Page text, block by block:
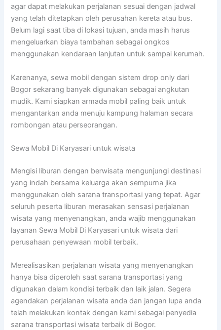
agar dapat melakukan perjalanan sesuai dengan jadwal
yang telah ditetapkan oleh perusahan kereta atau bus.
Belum lagi saat tiba di lokasi tujuan, anda masih harus
mengeluarkan biaya tambahan sebagai ongkos
menggunakan kendaraan lanjutan untuk sampai kerumah.
Karenanya, sewa mobil dengan sistem drop only dari
Bogor sekarang banyak digunakan sebagai angkutan
mudik. Kami siapkan armada mobil paling baik untuk
mengantarkan anda menuju kampung halaman secara
rombongan atau perseorangan.
Sewa Mobil Di Karyasari untuk wisata
Mengisi liburan dengan berwisata mengunjungi destinasi
yang indah bersama keluarga akan sempurna jika
menggunakan oleh sarana transportasi yang tepat. Agar
seluruh peserta liburan merasakan sensasi perjalanan
wisata yang menyenangkan, anda wajib menggunakan
layanan Sewa Mobil Di Karyasari untuk wisata dari
perusahaan penyewaan mobil terbaik.
Merealisasikan perjalanan wisata yang menyenangkan
hanya bisa diperoleh saat sarana transportasi yang
digunakan dalam kondisi terbaik dan laik jalan. Segera
agendakan perjalanan wisata anda dan jangan lupa anda
telah melakukan kontak dengan kami sebagai penyedia
sarana transportasi wisata terbaik di Bogor.